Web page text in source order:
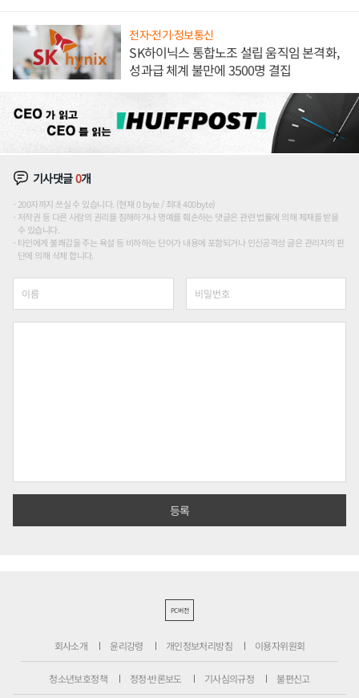
전자·전기·정보통신
SK하이닉스 통합노조 설립 움직임 본격화,
성과급 체계 불만에 3500명 결집
기사댓글0개
200자까지 쓰실 수 있습니다. (현재 0 byte / 최대 400byte)
저작권 등 다른 사람의 권리를 침해하거나 명예를 훼손하는 댓글은 관련 법률에 의해 제재를 받을
수 있습니다.
타인에게 불쾌감을 주는 욕설 등 비하하는 단어가 내용에 포함되거나 인신공격성 글은 관리자의 판
단에 의해 삭제 합니다.
PC버전
회사소개 윤리강령 개인정보처리방침 이용자위원회
청소년보호정책 정정·반론보도 기사심의규정 불편신고